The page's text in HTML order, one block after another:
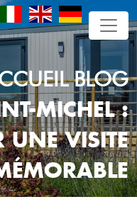
BLOG
MICHEL :
UNE VISITE